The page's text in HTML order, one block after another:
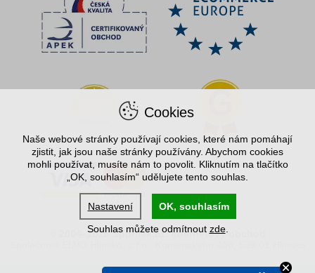
© 2004–2026 Spořílek.cz, internetový obchod
Cookies
Naše webové stránky používají cookies, které nám pomáhají
zjistit, jak jsou naše stránky používány. Abychom cookies
mohli používat, musíte nám to povolit. Kliknutím na tlačítko
„OK, souhlasím“ udělujete tento souhlas.
Nastavení
OK, souhlasím
Souhlas můžete odmítnout zde.